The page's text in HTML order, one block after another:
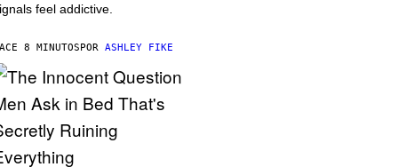
feel addictive.
8 MINUTOSPOR ASHLEY FIKE